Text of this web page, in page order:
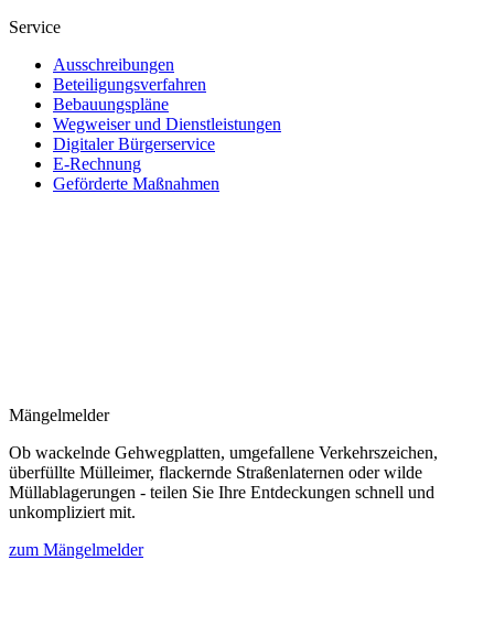
Service
Ausschreibungen
Beteiligungsverfahren
Bebauungspläne
Wegweiser und Dienstleistungen
Digitaler Bürgerservice
E-Rechnung
Geförderte Maßnahmen
Mängelmelder
Ob wackelnde Gehwegplatten, umgefallene Verkehrszeichen,
überfüllte Mülleimer, flackernde Straßenlaternen oder wilde
Müllablagerungen - teilen Sie Ihre Entdeckungen schnell und
unkompliziert mit.
zum Mängelmelder